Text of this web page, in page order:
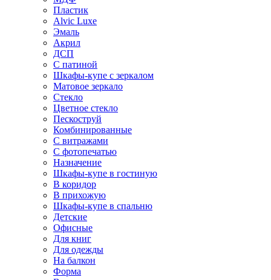
Пластик
Alvic Luxe
Эмаль
Акрил
ДСП
С патиной
Шкафы-купе с зеркалом
Матовое зеркало
Стекло
Цветное стекло
Пескоструй
Комбинированные
С витражами
С фотопечатью
Назначение
Шкафы-купе в гостиную
В коридор
В прихожую
Шкафы-купе в спальню
Детские
Офисные
Для книг
Для одежды
На балкон
Форма